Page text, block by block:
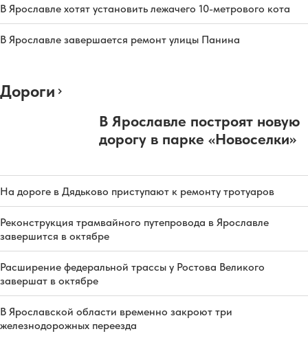
В Ярославле хотят установить лежачего 10-метрового кота
В Ярославле завершается ремонт улицы Панина
Дороги
В Ярославле построят новую
дорогу в парке «Новоселки»
На дороге в Дядьково приступают к ремонту тротуаров
Реконструкция трамвайного путепровода в Ярославле
завершится в октябре
Расширение федеральной трассы у Ростова Великого
завершат в октябре
В Ярославской области временно закроют три
железнодорожных переезда